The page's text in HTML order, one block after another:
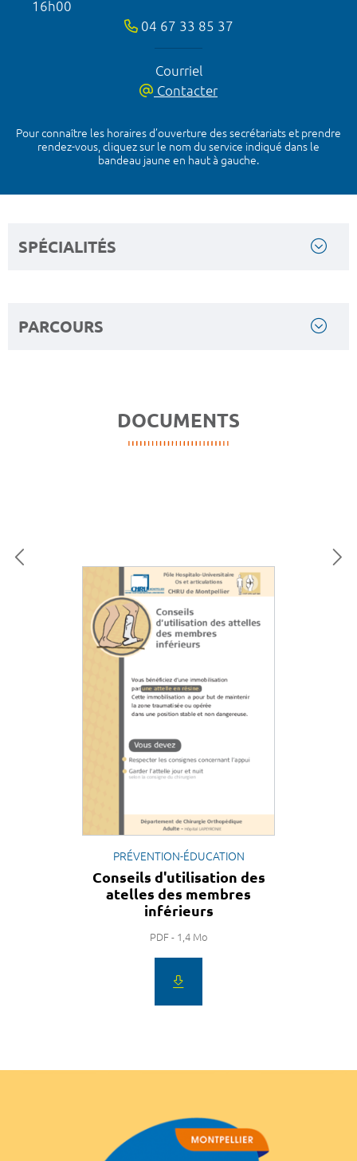
16h00
04 67 33 85 37
Courriel
Contacter
Pour connaître les horaires d’ouverture des secrétariats et prendre
rendez-vous, cliquez sur le nom du service indiqué dans le
bandeau jaune en haut à gauche.
SPÉCIALITÉS
PARCOURS
DOCUMENTS
PRÉVENTION-ÉDUCATION
Conseils d'utilisation des
atelles des membres
inférieurs
PDF - 1,4 Mo